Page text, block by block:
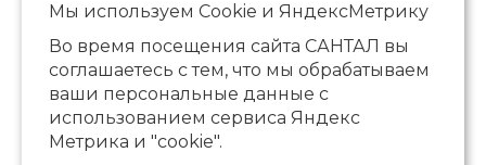
Мы используем Сookie и ЯндексМетрику
Во время посещения сайта САНТАЛ вы
соглашаетесь с тем, что мы обрабатываем
ваши персональные данные с
использованием сервиса Яндекс
Метрика и "cookie".